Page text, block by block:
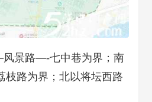
景路—-七中巷为界；南
枝路为界；北以将坛西路